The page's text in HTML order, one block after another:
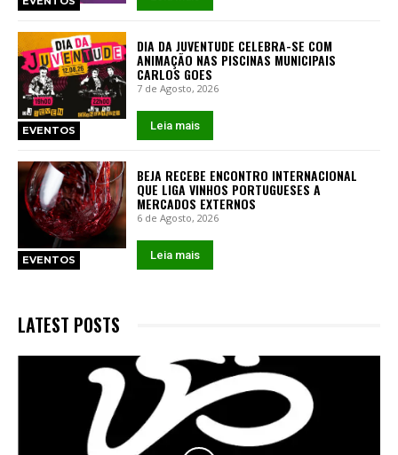
EVENTOS
DIA DA JUVENTUDE CELEBRA-SE COM
ANIMAÇÃO NAS PISCINAS MUNICIPAIS
CARLOS GOES
7 de Agosto, 2026
Leia mais
EVENTOS
BEJA RECEBE ENCONTRO INTERNACIONAL
QUE LIGA VINHOS PORTUGUESES A
MERCADOS EXTERNOS
6 de Agosto, 2026
Leia mais
LATEST POSTS